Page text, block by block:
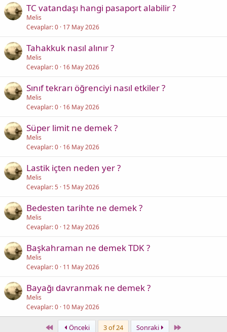
TC vatandaşı hangi pasaport alabilir ?
Melis
Cevaplar 0 17 May 2026
Tahakkuk nasıl alınır ?
Melis
Cevaplar 0 16 May 2026
Sınıf tekrarı öğrenciyi nasıl etkiler ?
Melis
Cevaplar 0 16 May 2026
Süper limit ne demek ?
Melis
Cevaplar 0 16 May 2026
Lastik içten neden yer ?
Melis
Cevaplar 5 15 May 2026
Bedesten tarihte ne demek ?
Melis
Cevaplar 0 12 May 2026
Başkahraman ne demek TDK ?
Melis
Cevaplar 0 11 May 2026
Bayağı davranmak ne demek ?
Melis
Cevaplar 0 10 May 2026
First Önceki 3 of 24 Sonraki Last